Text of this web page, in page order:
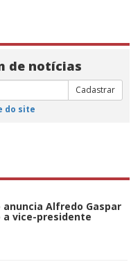
de notícias
Cadastrar
do site
anuncia Alfredo Gaspar
vice-presidente